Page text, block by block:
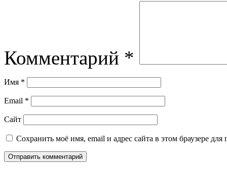
Комментарий *
Имя *
Email *
Сайт
Сохранить моё имя, email и адрес сайта в этом браузере